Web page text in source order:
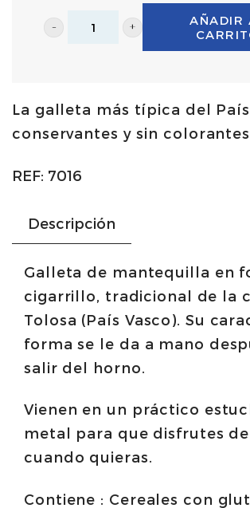
Cigarrillos
160g
Casa
cantidad
AÑADIR
La galleta más típica del País
conservantes y sin colorantes.
REF: 7016
Descripción
Galleta de mantequilla en
cigarrillo, tradicional de la
Tolosa (País Vasco). Su
forma se le da a mano
salir del horno.
Vienen en un práctico
metal para que disfrutes
cuando quieras.
Contiene : Cereales con